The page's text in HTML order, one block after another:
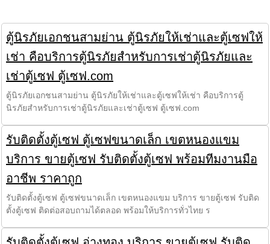
ตู้นิรภัยเอกชนสามย่าน ตู้นิรภัยให้เช่าและตู้เซฟให้
เช่า คือบริการตู้นิรภัยสำหรับการเช่าตู้นิรภัยและ
เช่าตู้เซฟ ตู้เซฟ.com
ตู้นิรภัยเอกชนสามย่าน ตู้นิรภัยให้เช่าและตู้เซฟให้เช่า คือบริการตู้
นิรภัยสำหรับการเช่าตู้นิรภัยและเช่าตู้เซฟ ตู้เซฟ.com
รับติดตั้งตู้เซฟ ตู้เซฟขนาดเล็ก เขตหนองแขม
บริการ ขายตู้เซฟ รับติดตั้งตู้เซฟ พร้อมทีมงานมือ
อาชีพ ราคาถูก
รับติดตั้งตู้เซฟ ตู้เซฟขนาดเล็ก เขตหนองแขม บริการ ขายตู้เซฟ รับติด
ตั้งตู้เซฟ ติดต่อสอบถามได้ตลอด พร้อมให้บริการทั่วไทย ร